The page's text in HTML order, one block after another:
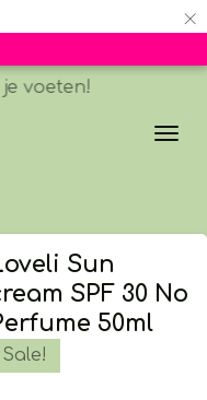
×
voeten!
Sun
SPF 30 No
50ml
Sale!